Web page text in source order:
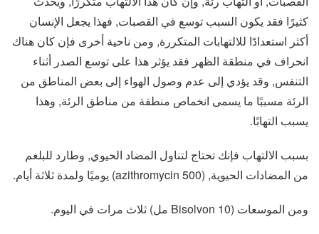
كثيرًا فقد يكون السبب توسع في القصبات, فهذا يجعل الإنسان
أكثر استعدادًا للالتهابات المتكررة, ومن ناحية أخرى فإن كان هناك
انحراف في منطقة الظهر فقد يؤثر هذا على توسع الصدر أثناء
التنفس, وقد يؤدي إلى عدم وصول الهواء إلى بعض المناطق من
الرئة مسببًا ما يسمى انخماص منطقة من مناطق الرئة, وهذا
يسبب التهابًا.
بسبب الالتهاب فإنك تحتاج لتناول المضاد الحيوي, وطارد للبلغم
من المضادات الحيوية, (azithromycin 500) يوميًا ولمدة ثلاثة أيام.
ومن الموسعات (Bisolvon 10 مل) ثلاث مرات في اليوم.